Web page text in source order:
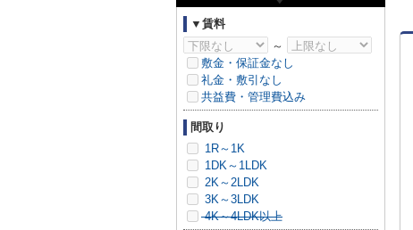
▼賃料
～
敷金・保証金なし
礼金・敷引なし
共益費・管理費込み
間取り
1R～1K
1DK～1LDK
2K～2LDK
3K～3LDK
4K～4LDK以上